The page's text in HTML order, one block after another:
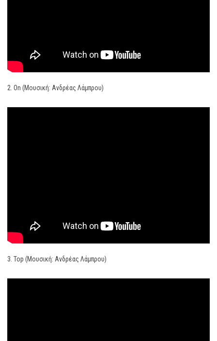
2. On (Μουσική: Ανδρέας Λάμπρου)
3. Top (Μουσική: Ανδρέας Λάμπρου)